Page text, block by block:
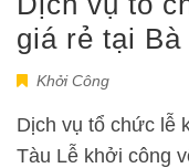
giá rẻ tại
Khởi Công
Dịch vụ tổ chức lễ
Tàu Lễ khởi công